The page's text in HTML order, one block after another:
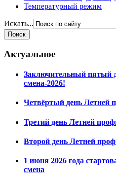
Температурный режим
Искать...
Актуальное
Заключительный пятый
смена-2026!
Четвёртый день Летней
Третий день Летней
Второй день Летней
1 июня 2026 года
смена